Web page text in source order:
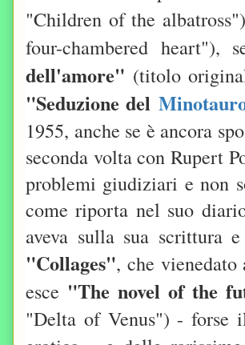
"Children of the
four-chambered
dell'amore" (titolo
"Seduzione del
1955, anche se è ancora
seconda volta con Rupert
problemi giudiziari e non
come riporta nel suo
aveva sulla sua scrittura
"Collages", che
esce "The novel of the
"Delta of Venus") - forse